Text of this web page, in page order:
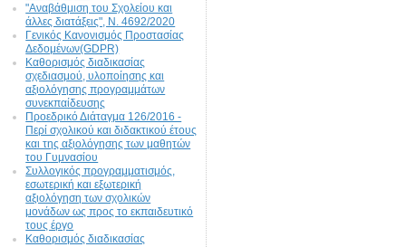
"Αναβάθμιση του Σχολείου και
άλλες διατάξεις", N. 4692/2020
Γενικός Κανονισμός Προστασίας
Δεδομένων(GDPR)
Καθορισμός διαδικασίας
σχεδιασμού, υλοποίησης και
αξιολόγησης προγραμμάτων
συνεκπαίδευσης
Προεδρικό Διάταγμα 126/2016 -
Περί σχολικού και διδακτικού έτους
και της αξιολόγησης των μαθητών
του Γυμνασίου
Συλλογικός προγραμματισμός,
εσωτερική και εξωτερική
αξιολόγηση των σχολικών
μονάδων ως προς το εκπαιδευτικό
τους έργο
Καθορισμός διαδικασίας